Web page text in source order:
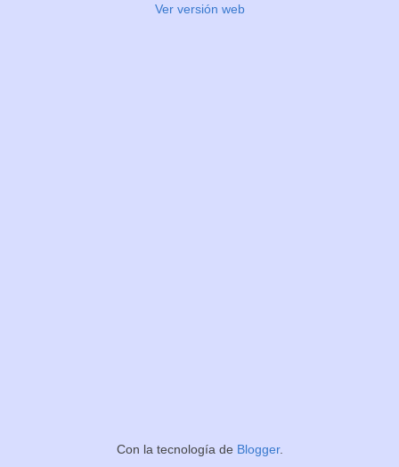
Ver versión web
Con la tecnología de Blogger.